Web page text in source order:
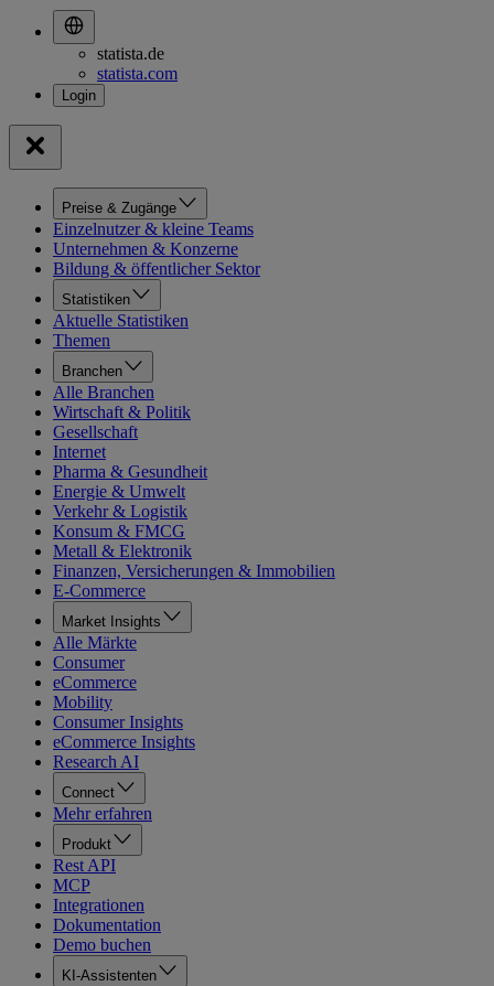
statista.de
statista.com
Preise & Zugänge
Einzelnutzer & kleine Teams
Unternehmen & Konzerne
Bildung & öffentlicher Sektor
Statistiken
Aktuelle Statistiken
Themen
Branchen
Alle Branchen
Wirtschaft & Politik
Gesellschaft
Internet
Pharma & Gesundheit
Energie & Umwelt
Verkehr & Logistik
Konsum & FMCG
Metall & Elektronik
Finanzen, Versicherungen & Immobilien
E-Commerce
Market Insights
Alle Märkte
Consumer
eCommerce
Mobility
Consumer Insights
eCommerce Insights
Research AI
Connect
Mehr erfahren
Produkt
Rest API
MCP
Integrationen
Dokumentation
Demo buchen
KI-Assistenten